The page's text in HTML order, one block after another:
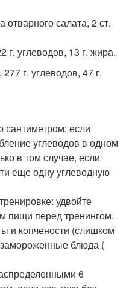
салата, 2 ст.
г. углеводов, 13 г. жира.
г. углеводов, 47 г.
сантиметром: если
углеводов в одном
в том случае, если
еще одну углеводную
удвойте
пищи перед тренингом.
и копчености (слишком
блюда (
6